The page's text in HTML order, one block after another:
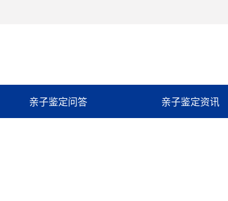
亲子鉴定问答 亲子鉴定资讯